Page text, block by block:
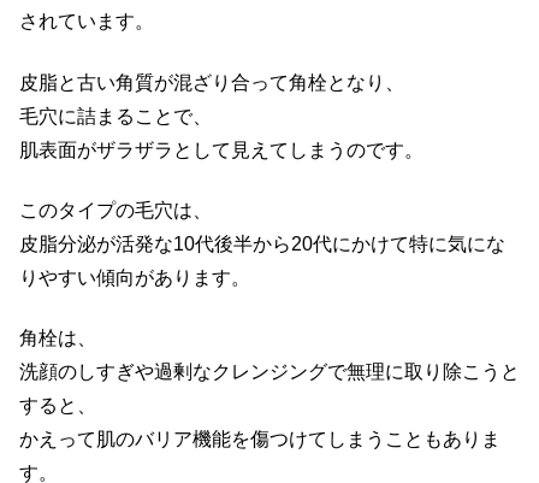
されています。
皮脂と古い角質が混ざり合って角栓となり、
毛穴に詰まることで、
肌表面がザラザラとして見えてしまうのです。
このタイプの毛穴は、
皮脂分泌が活発な10代後半から20代にかけて特に気にな
りやすい傾向があります。
角栓は、
洗顔のしすぎや過剰なクレンジングで無理に取り除こうと
すると、
かえって肌のバリア機能を傷つけてしまうこともありま
す。